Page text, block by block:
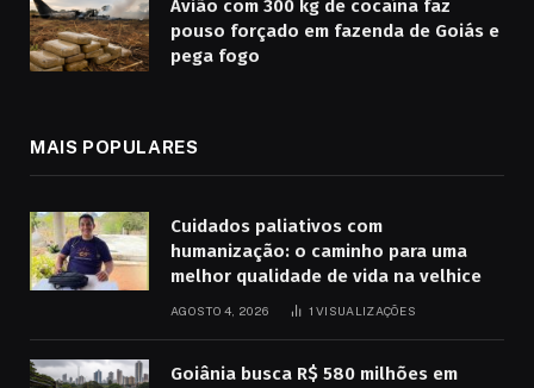
Avião com 300 kg de cocaína faz
pouso forçado em fazenda de Goiás e
pega fogo
MAIS POPULARES
Cuidados paliativos com
humanização: o caminho para uma
melhor qualidade de vida na velhice
AGOSTO 4, 2026 1VISUALIZAÇÕES
Goiânia busca R$ 580 milhões em